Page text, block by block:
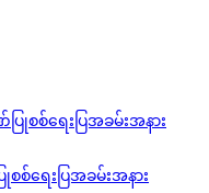
စ်ရေးပြအခမ်းအနား